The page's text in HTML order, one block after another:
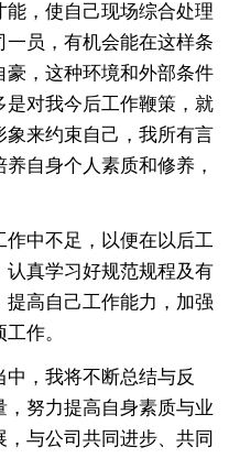
，使自己现场综合处理
员，有机会能在这样条
，这种环境和外部条件
对我今后工作鞭策，就
来约束自己，我所有言
自身个人素质和修养，
中不足，以便在以后工
真学习好规范规程及有
高自己工作能力，加强
作。
，我将不断总结与反
努力提高自身素质与业
与公司共同进步、共同